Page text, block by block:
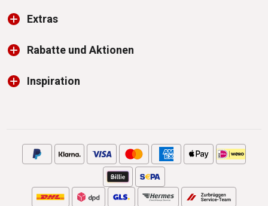
Extras
Rabatte und Aktionen
Inspiration